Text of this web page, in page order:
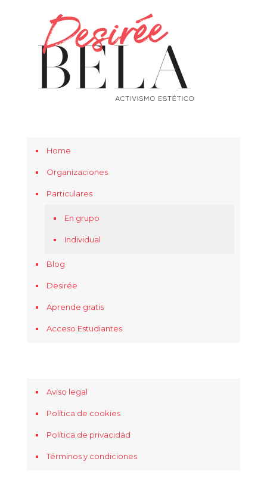
Home
Organizaciones
Particulares
En grupo
Individual
Blog
Desirée
Aprende gratis
Acceso Estudiantes
Aviso legal
Política de cookies
Política de privacidad
Términos y condiciones